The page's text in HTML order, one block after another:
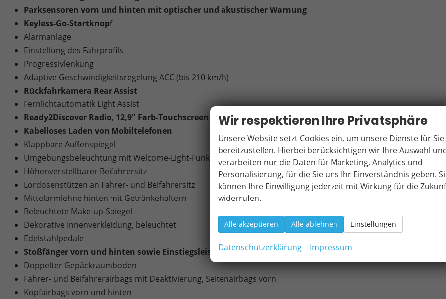
Parksensoren vorn und hinten mit optischer und akustischer Warnung
Keyless-Go-Startknopf
Alarmanlage
Einstellung des Fahrprofils
Progressivlenkung
Adaptive Geschwindigkeitsregelung ACC (bis 210 km/h)
Rückfahrkamera Rear Assist
Fernlichtautomatik Light Assist
Ready2Discover Radio, 12,9" Farb-Touchscreen
Kabelloses Laden von Mobiltelefonen
Klappbare Außenspiegel
Umgebungsbeleuchtung mit Welcome-Light-Funktion in den Außenspiegeln
Höhenverstellbarer Beifahrersitz
Lordosenstützen an Fahrer- und Beifahrersitz
Mittelarmlehne hinten mit Getränkehaltern
Beleuchtete Make-up-Spiegel
Dekorative Innenverkleidung, beleuchtet
Edelstahlpedale
Stoßfänger vorn und hinten sowie Einstiegsleisten im R-Design
Doppelter Gepäckraumboden
Fahrer- und Beifahrerairbags mit Deaktivierung, Seitenairbags vorn
Kopfairbags vorn und hinten
Wir respektieren Ihre Privatsphäre
Unsere Website setzt Cookies ein, um unsere Dienste für Sie
bereitzustellen. Hierbei berücksichtigen wir Ihre Auswahl
verarbeiten nur die Daten für Marketing, Analytics und
Personalisierung, für die Sie uns Ihr Einverständnis geben.
können Ihre Einwilligung jederzeit mit Wirkung für die
widerrufen.
Alle akzeptieren Alle ablehnen Einstellungen
Datenschutzerklärung Impressum